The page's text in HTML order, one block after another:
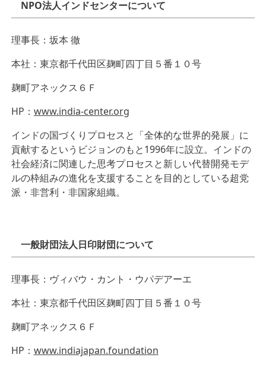
NPO法人インドセンターについて
理事長：坂本 徹
本社：東京都千代田区麹町四丁目５番１０号
麹町アネックス６Ｆ
HP： www.india-center.org
インドの国づくりプロセスと「全体的な世界的発展」に
貢献するというビジョンのもと1996年に設立。インドの
社会経済に関連した思考プロセスと新しい代替開発モデ
ルの枠組みの進化を支援することを目的としている超党
派・非営利・非国家組織。
一般財団法人日印財団について
理事長：ヴィバウ・カント・ウパデアーエ
本社：東京都千代田区麹町四丁目５番１０号
麹町アネックス６Ｆ
HP： www.indiajapan.foundation